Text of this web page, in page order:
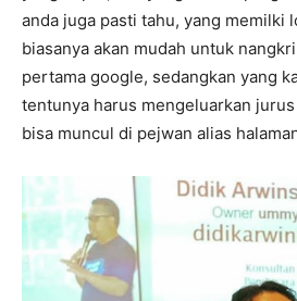
anda juga pasti tahu, yang memilki
biasanya akan mudah untuk
pertama google, sedangkan yang
tentunya harus mengeluarkan jurus
bisa muncul di pejwan alias